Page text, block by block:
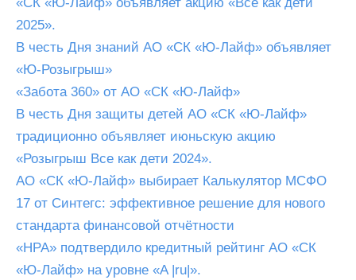
2025».
В честь Дня знаний АО «СК «Ю-Лайф» объявляет
«Ю-Розыгрыш»
«Забота 360» от АО «СК «Ю-Лайф»
В честь Дня защиты детей АО «СК «Ю-Лайф»
традиционно объявляет июньскую акцию
«Розыгрыш Все как дети 2024».
АО «СК «Ю-Лайф» выбирает Калькулятор МСФО
17 от Синтегс: эффективное решение для нового
стандарта финансовой отчётности
«НРА» подтвердило кредитный рейтинг АО «СК
«Ю-Лайф» на уровне «A |ru|».